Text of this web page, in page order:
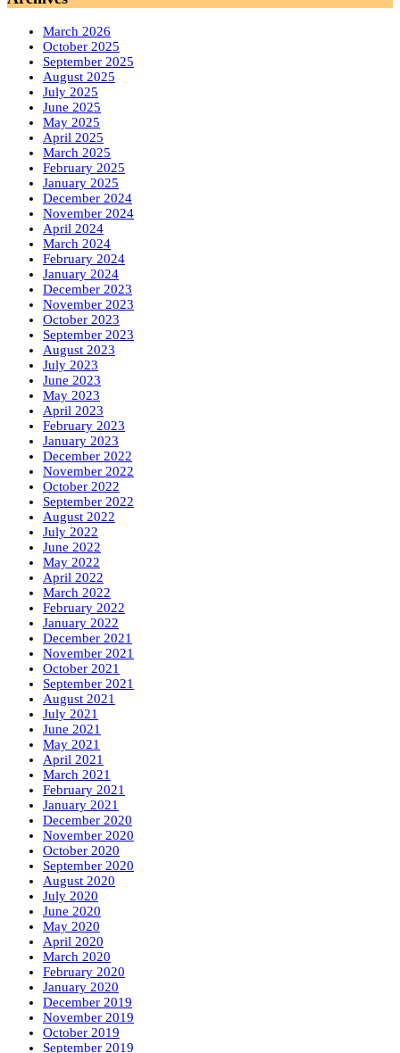
March 2026
October 2025
September 2025
August 2025
July 2025
June 2025
May 2025
April 2025
March 2025
February 2025
January 2025
December 2024
November 2024
April 2024
March 2024
February 2024
January 2024
December 2023
November 2023
October 2023
September 2023
August 2023
July 2023
June 2023
May 2023
April 2023
February 2023
January 2023
December 2022
November 2022
October 2022
September 2022
August 2022
July 2022
June 2022
May 2022
April 2022
March 2022
February 2022
January 2022
December 2021
November 2021
October 2021
September 2021
August 2021
July 2021
June 2021
May 2021
April 2021
March 2021
February 2021
January 2021
December 2020
November 2020
October 2020
September 2020
August 2020
July 2020
June 2020
May 2020
April 2020
March 2020
February 2020
January 2020
December 2019
November 2019
October 2019
September 2019